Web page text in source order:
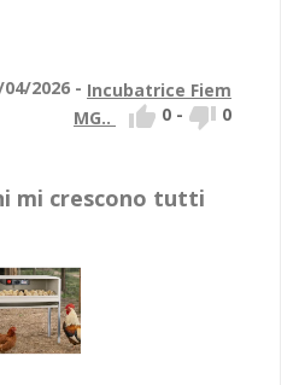
2026 - Incubatrice Fiem
MG..
 0 -  0
mi crescono tutti